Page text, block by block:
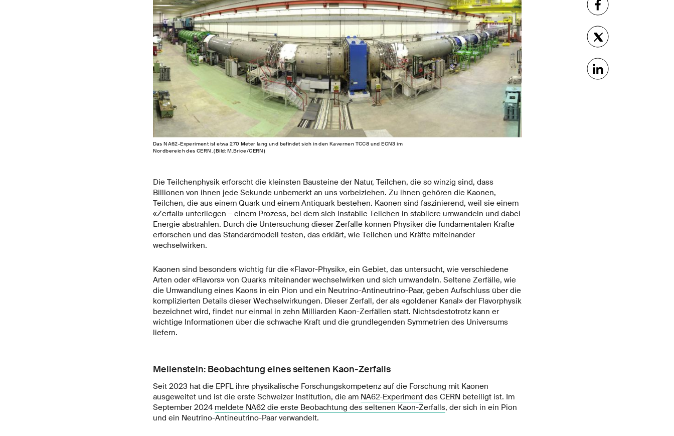
Das NA62-Experiment ist etwa 270 Meter lang und befindet sich in den Kavernen TCC8 und ECN3 im
Nordbereich des CERN. (Bild: M.Brice/CERN)
Die Teilchenphysik erforscht die kleinsten Bausteine der Natur, Teilchen, die so winzig sind, dass
Billionen von ihnen jede Sekunde unbemerkt an uns vorbeiziehen. Zu ihnen gehören die Kaonen,
Teilchen, die aus einem Quark und einem Antiquark bestehen. Kaonen sind faszinierend, weil sie einem
«Zerfall» unterliegen – einem Prozess, bei dem sich instabile Teilchen in stabilere umwandeln und dabei
Energie abstrahlen. Durch die Untersuchung dieser Zerfälle können Physiker die fundamentalen Kräfte
erforschen und das Standardmodell testen, das erklärt, wie Teilchen und Kräfte miteinander
wechselwirken.
Kaonen sind besonders wichtig für die «Flavor-Physik», ein Gebiet, das untersucht, wie verschiedene
Arten oder «Flavors» von Quarks miteinander wechselwirken und sich umwandeln. Seltene Zerfälle, wie
die Umwandlung eines Kaons in ein Pion und ein Neutrino-Antineutrino-Paar, geben Aufschluss über die
komplizierten Details dieser Wechselwirkungen. Dieser Zerfall, der als «goldener Kanal» der Flavorphysik
bezeichnet wird, findet nur einmal in zehn Milliarden Kaon-Zerfällen statt. Nichtsdestotrotz kann er
wichtige Informationen über die schwache Kraft und die grundlegenden Symmetrien des Universums
liefern.
Meilenstein: Beobachtung eines seltenen Kaon-Zerfalls
Seit 2023 hat die EPFL ihre physikalische Forschungskompetenz auf die Forschung mit Kaonen
ausgeweitet und ist die erste Schweizer Institution, die am NA62-Experimentdes CERN beteiligt ist. Im
September 2024 meldete NA62 die erste Beobachtung des seltenen Kaon-Zerfalls, der sich in ein Pion
und ein Neutrino-Antineutrino-Paar verwandelt.